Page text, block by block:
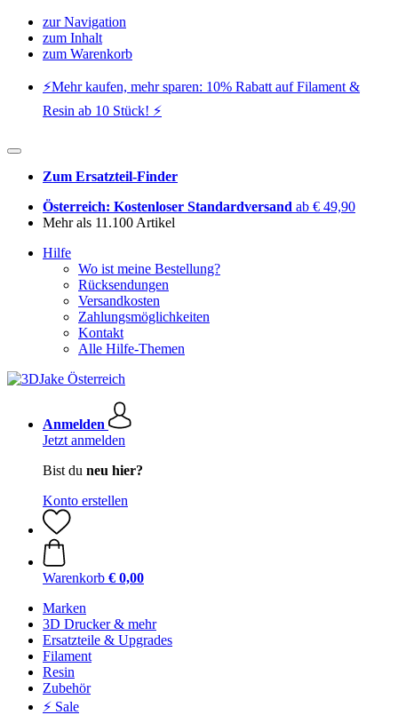
zur Navigation
zum Inhalt
zum Warenkorb
⚡️Mehr kaufen, mehr sparen: 10% Rabatt auf Filament &
Resin ab 10 Stück! ⚡️
Zum Ersatzteil-Finder
Österreich: Kostenloser Standardversand ab € 49,90
Mehr als 11.100 Artikel
Hilfe
Wo ist meine Bestellung?
Rücksendungen
Versandkosten
Zahlungsmöglichkeiten
Kontakt
Alle Hilfe-Themen
Anmelden
Jetzt anmelden
Bist du neu hier?
Konto erstellen
Warenkorb € 0,00
Marken
3D Drucker & mehr
Ersatzteile & Upgrades
Filament
Resin
Zubehör
⚡ Sale